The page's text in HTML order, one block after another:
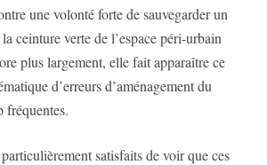
une volonté forte de sauvegarder un
ceinture verte de l’espace péri-urbain
plus largement, elle fait apparaître ce
d’erreurs d’aménagement du
fréquentes.
satisfaits de voir que ces